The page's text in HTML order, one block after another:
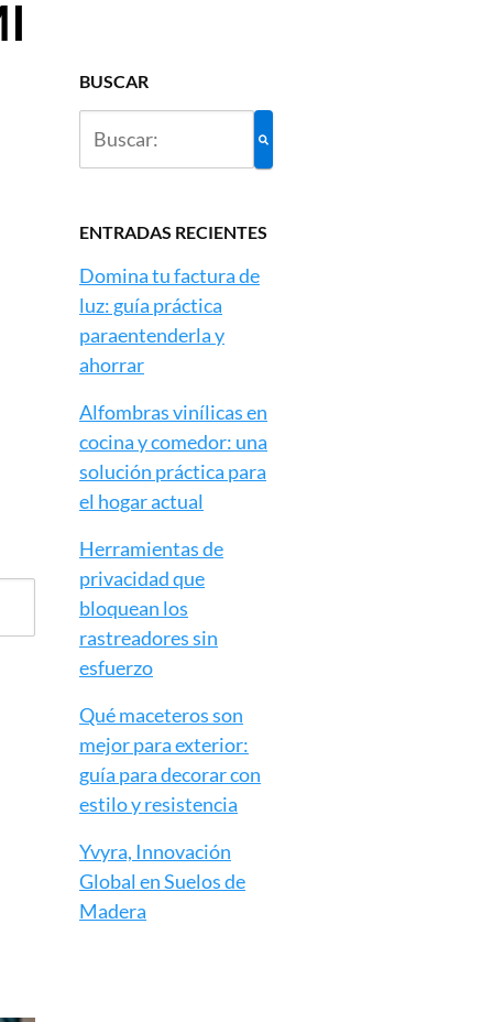
BUSCAR
ENTRADAS RECIENTES
Domina tu factura de
luz: guía práctica
paraentenderla y
ahorrar
Alfombras vinílicas en
cocina y comedor: una
solución práctica para
el hogar actual
Herramientas de
privacidad que
bloquean los
rastreadores sin
esfuerzo
Qué maceteros son
mejor para exterior:
guía para decorar con
estilo y resistencia
Yvyra, Innovación
Global en Suelos de
Madera